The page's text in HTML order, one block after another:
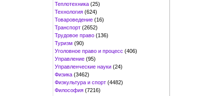
Теплотехника (25)
Технология (624)
Товароведение (16)
Транспорт (2652)
Трудовое право (136)
Туризм (90)
Уголовное право и процесс (406)
Управление (95)
Управленческие науки (24)
Физика (3462)
Физкультура и спорт (4482)
Философия (7216)